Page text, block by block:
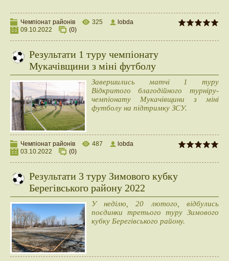
Чемпіонат районів 325
lobda
09.10.2022
(0)
Результати 1 туру чемпіонату
Мукачівщини з міні футболу
Завершились матчі 1 туру
Відкритого благодійного турніру-
чемпіонату Мукачівщини з міні
футболу на підтримку ЗСУ.
Чемпіонат районів 487
lobda
03.10.2022
(0)
Результати 3 туру Зимового кубку
Берегівського району 2022
У неділю, 20 лютого, відбулись
поєдинки третього туру Зимового
кубку Берегівського району.